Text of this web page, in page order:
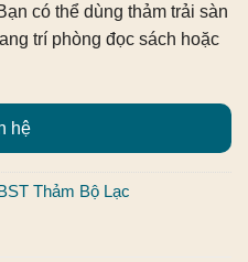
có thể dùng thảm trải sàn
trí phòng đọc sách hoặc
hệ
Thảm Bộ Lạc